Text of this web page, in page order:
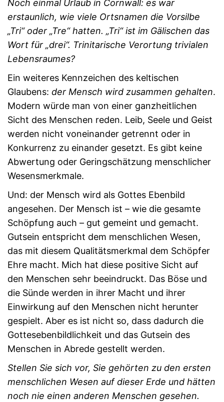
Noch einmal Urlaub in Cornwall: es war
erstaunlich, wie viele Ortsnamen die Vorsilbe
„Tri“ oder „Tre“ hatten. „Tri“ ist im Gälischen das
Wort für „drei“. Trinitarische Verortung trivialen
Lebensraumes?
Ein weiteres Kennzeichen des keltischen
Glaubens: der Mensch wird zusammen gehalten.
Modern würde man von einer ganzheitlichen
Sicht des Menschen reden. Leib, Seele und Geist
werden nicht voneinander getrennt oder in
Konkurrenz zu einander gesetzt. Es gibt keine
Abwertung oder Geringschätzung menschlicher
Wesensmerkmale.
Und: der Mensch wird als Gottes Ebenbild
angesehen. Der Mensch ist – wie die gesamte
Schöpfung auch – gut gemeint und gemacht.
Gutsein entspricht dem menschlichen Wesen,
das mit diesem Qualitätsmerkmal dem Schöpfer
Ehre macht. Mich hat diese positive Sicht auf
den Menschen sehr beeindruckt. Das Böse und
die Sünde werden in ihrer Macht und ihrer
Einwirkung auf den Menschen nicht herunter
gespielt. Aber es ist nicht so, dass dadurch die
Gottesebenbildlichkeit und das Gutsein des
Menschen in Abrede gestellt werden.
Stellen Sie sich vor, Sie gehörten zu den ersten
menschlichen Wesen auf dieser Erde und hätten
noch nie einen anderen Menschen gesehen.